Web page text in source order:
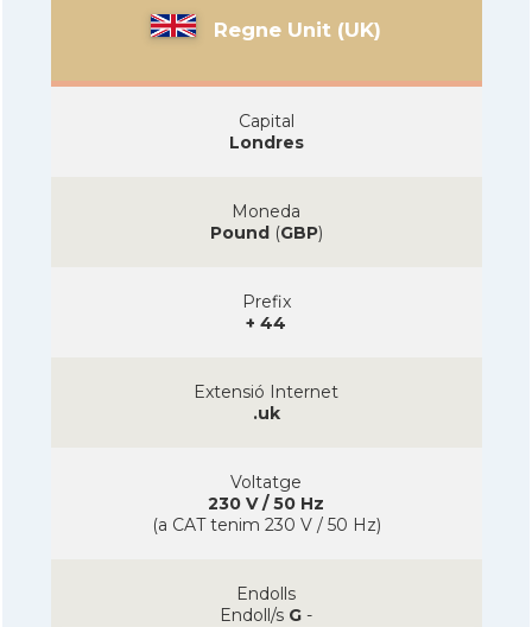
Regne Unit (UK)
Capital
Londres
Moneda
Pound(GBP)
Prefix
+ 44
Extensió Internet
.uk
Voltatge
230 V / 50 Hz
(a CAT tenim 230 V / 50 Hz)
Endolls
Endoll/s G -